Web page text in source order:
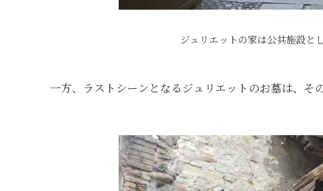
ジュリエットの家は公共施設と
一方、ラストシーンとなるジュリエットのお墓は、そ